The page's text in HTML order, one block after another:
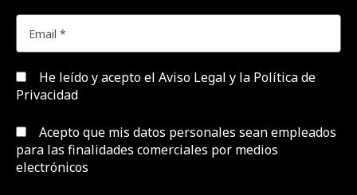
He leído y acepto el Aviso Legal y la Política de
Privacidad
Acepto que mis datos personales sean empleados
para las finalidades comerciales por medios
electrónicos